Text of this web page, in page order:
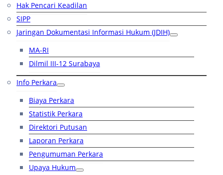
Hak Pencari Keadilan
SIPP
Jaringan Dokumentasi Informasi Hukum (JDIH)
MA-RI
Dilmil III-12 Surabaya
Info Perkara
Biaya Perkara
Statistik Perkara
Direktori Putusan
Laporan Perkara
Pengumuman Perkara
Upaya Hukum